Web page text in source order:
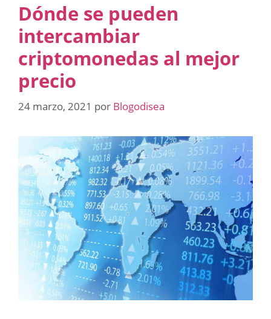
Dónde se pueden
intercambiar
criptomonedas al mejor
precio
24 marzo, 2021 por Blogodisea